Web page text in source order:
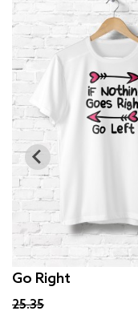
Go Right
25.35